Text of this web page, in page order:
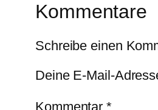
Kommentare
Schreibe einen
Deine E-Mail-
Kommentar*